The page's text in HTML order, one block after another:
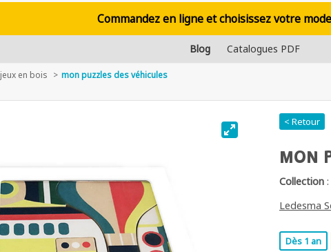
Commandez en ligne et choisissez votre
Blog Catalogues PDF
jeux en bois mon puzzles des véhicules
< Retour
MON
Collection :
Ledesma
Dès 1 an